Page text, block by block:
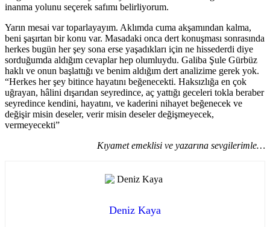
inanma yolunu seçerek safımı belirliyorum.
Yarın mesai var toparlayayım. Aklımda cuma akşamından kalma,
beni şaşırtan bir konu var. Masadaki onca dert konuşması sonrasında
herkes bugün her şey sona erse yaşadıkları için ne hissederdi diye
sorduğumda aldığım cevaplar hep olumluydu. Galiba Şule Gürbüz
haklı ve onun başlattığı ve benim aldığım dert analizime gerek yok.
“Herkes her şey bitince hayatını beğenecekti. Haksızlığa en çok
uğrayan, hâlini dışarıdan seyredince, aç yattığı geceleri tokla beraber
seyredince kendini, hayatını, ve kaderini nihayet beğenecek ve
değişir misin deseler, verir misin deseler değişmeyecek,
vermeyecekti”
Kıyamet emeklisi ve yazarına sevgilerimle…
Deniz Kaya